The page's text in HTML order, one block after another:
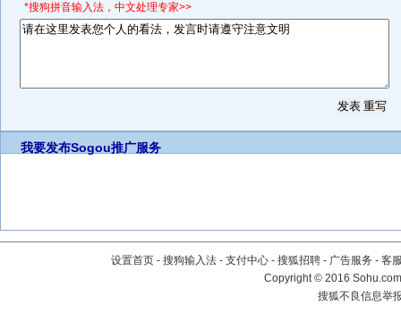
*搜狗拼音输入法，中文处理专家>>
我要发布Sogou推广服务
设置首页 - 搜狗输入法 - 支付中心 - 搜狐招聘 - 广告服务 - 客
Copyright©2016
搜狐不良信息举